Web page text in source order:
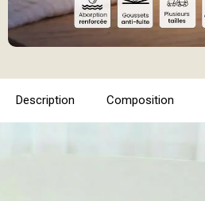
Description Composition